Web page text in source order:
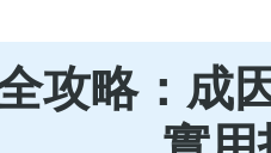
攻略：成